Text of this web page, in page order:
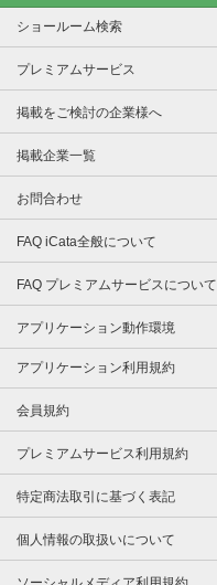
ショールーム検索
プレミアムサービス
掲載をご検討の企業様へ
掲載企業一覧
お問合わせ
FAQ iCata全般について
FAQ プレミアムサービスについて
アプリケーション動作環境
アプリケーション利用規約
会員規約
プレミアムサービス利用規約
特定商法取引に基づく表記
個人情報の取扱いについて